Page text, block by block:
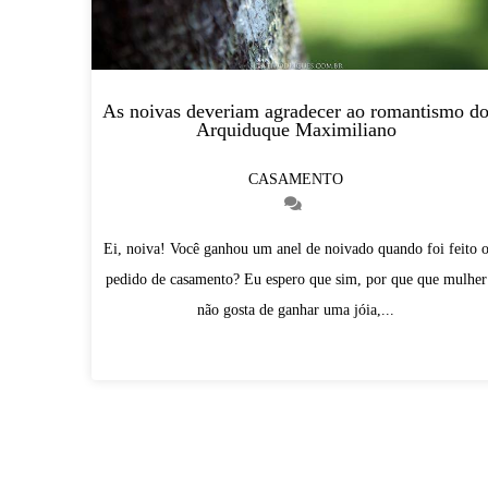
As noivas deveriam agradecer ao romantismo
Arquiduque Maximiliano
CASAMENTO
Ei, noiva! Você ganhou um anel de noivado quando foi feito o
pedido de casamento? Eu espero que sim, por que que mulher
não gosta de ganhar uma jóia,...